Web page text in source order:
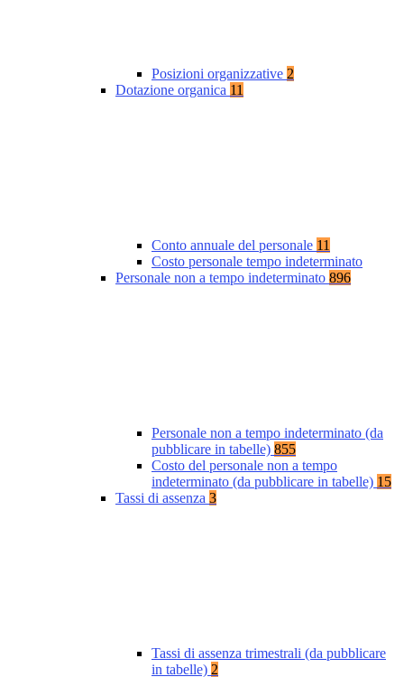
Posizioni organizzative 2
Dotazione organica 11
Conto annuale del personale 11
Costo personale tempo indeterminato
Personale non a tempo indeterminato 896
Personale non a tempo indeterminato (da
pubblicare in tabelle) 855
Costo del personale non a tempo
indeterminato (da pubblicare in tabelle) 15
Tassi di assenza 3
Tassi di assenza trimestrali (da pubblicare
in tabelle) 2